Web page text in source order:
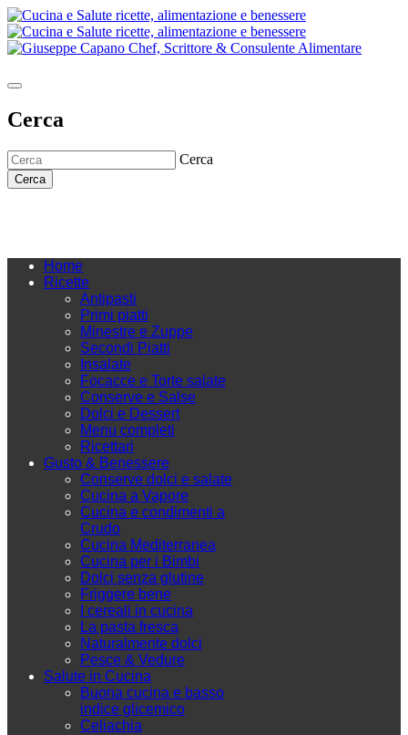
Cerca
Cerca
Cerca
Home
Ricette
Antipasti
Primi piatti
Minestre e Zuppe
Secondi Piatti
Insalate
Focacce e Torte salate
Conserve e Salse
Dolci e Dessert
Menu completi
Ricettari
Gusto & Benessere
Conserve dolci e salate
Cucina a Vapore
Cucina e condimenti a
Crudo
Cucina Mediterranea
Cucina per i Bimbi
Dolci senza glutine
Friggere bene
I cereali in cucina
La pasta fresca
Naturalmente dolci
Pesce & Vedure
Salute in Cucina
Buona cucina e basso
indice glicemico
Celiachia